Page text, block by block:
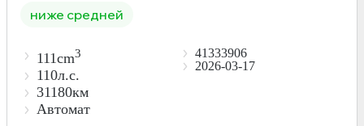
ниже средней
111cm3
110л.с.
31180км
Автомат
41333906
2026-03-17